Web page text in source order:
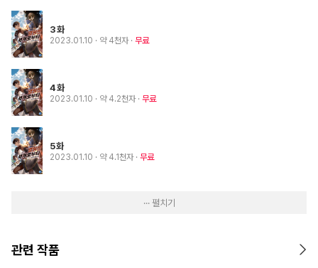
3화
2023.01.10 · 약 4천자 무료
4화
2023.01.10 · 약 4.2천자 무료
5화
2023.01.10 · 약 4.1천자 무료
··· 펼치기
관련 작품